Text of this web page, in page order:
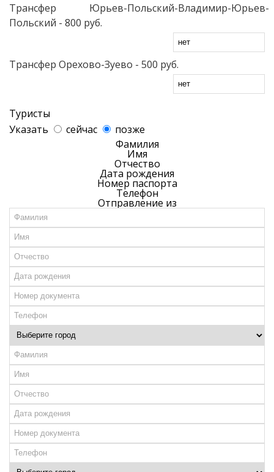
Трансфер Юрьев-Польский-Владимир-Юрьев-
Польский - 800 руб.
Трансфер Орехово-Зуево - 500 руб.
Туристы
Указать
сейчас
позже
Фамилия
Имя
Отчество
Дата рождения
Номер паспорта
Телефон
Отправление из